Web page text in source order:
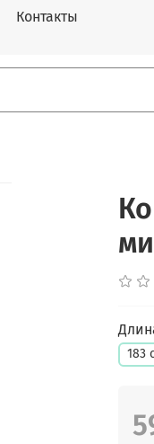
Контакты
183